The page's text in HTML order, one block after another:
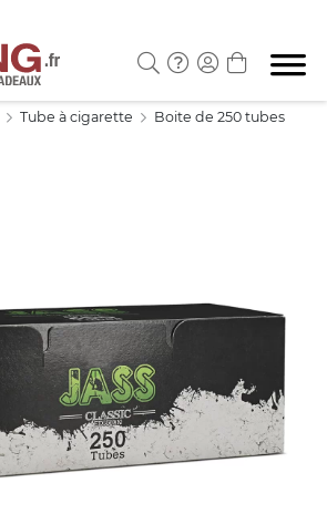
Tube à cigarette
Boite de 250 tubes